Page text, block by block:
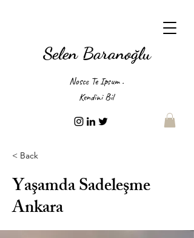
Selen Baranoğlu
Nosce Te Ipsum .
Kendini Bil
< Back
Yaşamda Sadeleşme
Ankara